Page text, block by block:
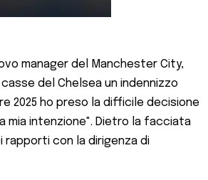
manager del Manchester City,
del Chelsea un indennizzo
2025 ho preso la difficile decisione
mia intenzione". Dietro la facciata
con la dirigenza di